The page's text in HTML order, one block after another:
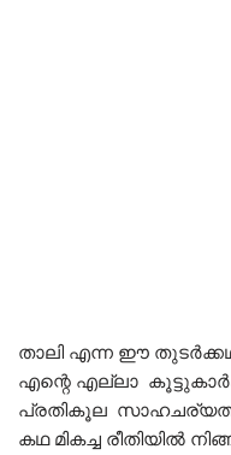
താലി എന്ന ഈ
എന്റെ എല്ലാ
പ്രതികൂല
കഥ മികച്ച രീതിയിൽ